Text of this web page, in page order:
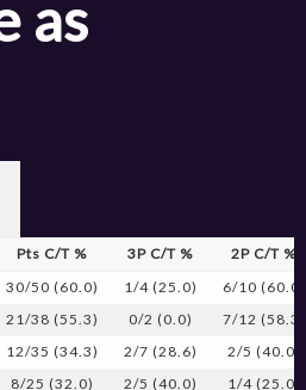
Pts C/T % 3P C/T %
2P C/T %
30/50 (60.0) 1/4 (25.0)
6/10 (60.0)
21/38 (55.3) 0/2 (0.0)
7/12 (58.3)
12/35 (34.3) 2/7 (28.6)
2/5 (40.0)
8/25 (32.0) 2/5 (40.0)
1/4 (25.0)